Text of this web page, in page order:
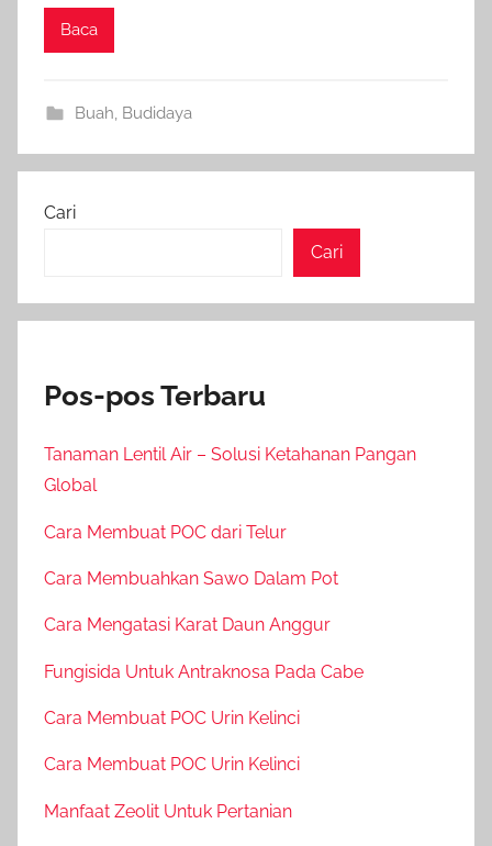
Baca
Buah Budidaya
Cari
Cari
Pos-pos Terbaru
Tanaman Lentil Air – Solusi Ketahanan Pangan
Global
Cara Membuat POC dari Telur
Cara Membuahkan Sawo Dalam Pot
Cara Mengatasi Karat Daun Anggur
Fungisida Untuk Antraknosa Pada Cabe
Cara Membuat POC Urin Kelinci
Cara Membuat POC Urin Kelinci
Manfaat Zeolit Untuk Pertanian